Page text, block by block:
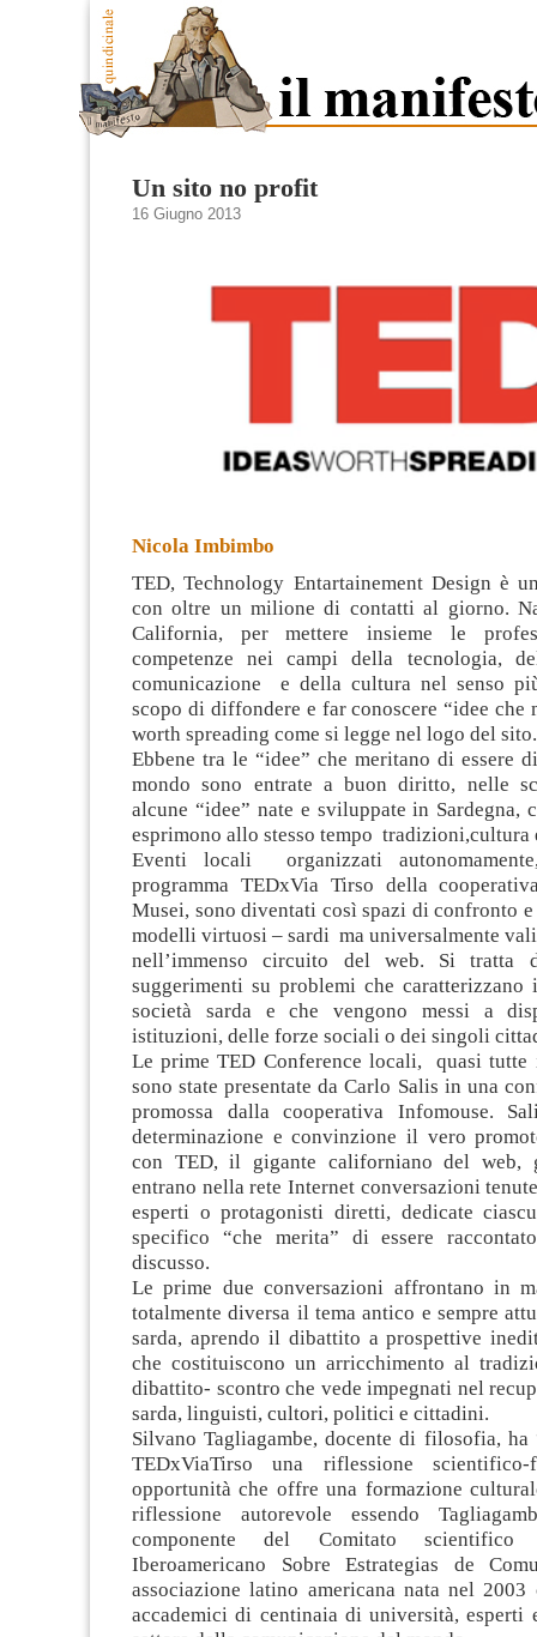
Un sito no profit
16 Giugno 2013
Nicola Imbimbo
TED, Technology Entartainement Design è
con oltre un milione di contatti al giorno.
California, per mettere insieme le
competenze nei campi della tecnologia,
comunicazione e della cultura nel senso
scopo di diffondere e far conoscere “idee che
worth spreading come si legge nel logo del sito.
Ebbene tra le “idee” che meritano di essere
mondo sono entrate a buon diritto, nelle
alcune “idee” nate e sviluppate in Sardegna,
esprimono allo stesso tempo tradizioni,cultura
Eventi locali organizzati
programma TEDxVia Tirso della
Musei, sono diventati così spazi di confronto
modelli virtuosi – sardi ma universalmente
nell’immenso circuito del web. Si tratta
suggerimenti su problemi che
società sarda e che vengono messi a
istituzioni, delle forze sociali o dei singoli
Le prime TED Conference locali, quasi tutte
sono state presentate da Carlo Salis in una
promossa dalla cooperativa Infomouse.
determinazione e convinzione il vero
con TED, il gigante californiano del web,
entrano nella rete Internet conversazioni
esperti o protagonisti diretti, dedicate
specifico “che merita” di essere
discusso.
Le prime due conversazioni affrontano in
totalmente diversa il tema antico e sempre
sarda, aprendo il dibattito a prospettive
che costituiscono un arricchimento al
dibattito- scontro che vede impegnati nel
sarda, linguisti, cultori, politici e cittadini.
Silvano Tagliagambe, docente di filosofia, ha
TEDxViaTirso una riflessione
opportunità che offre una formazione
riflessione autorevole essendo
componente del Comitato scientifico
Iberoamericano Sobre Estrategias de
associazione latino americana nata nel 2003
accademici di centinaia di università, esperti